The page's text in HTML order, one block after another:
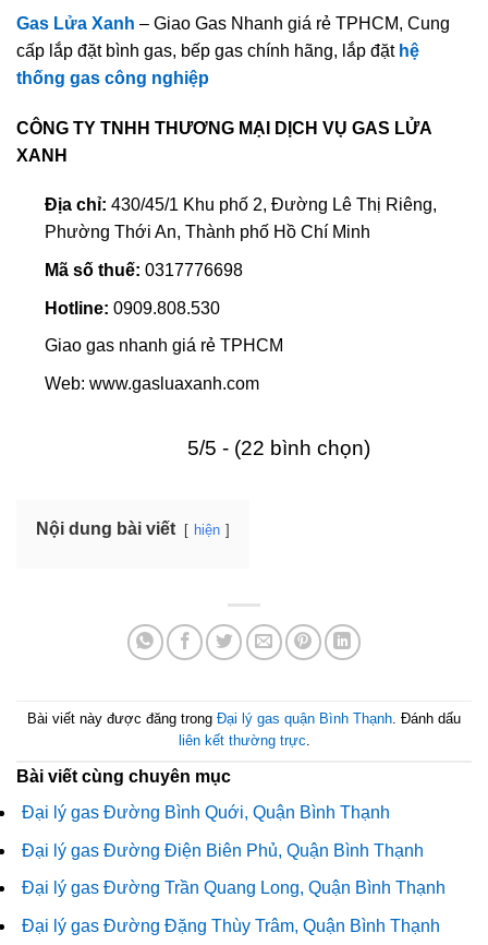
Gas Lửa Xanh – Giao Gas Nhanh giá rẻ TPHCM, Cung
cấp lắp đặt bình gas, bếp gas chính hãng, lắp đặt hệ
thống gas công nghiệp
CÔNG TY TNHH THƯƠNG MẠI DỊCH VỤ GAS LỬA
XANH
Địa chỉ: 430/45/1 Khu phố 2, Đường Lê Thị Riêng,
Phường Thới An, Thành phố Hồ Chí Minh
Mã số thuế: 0317776698
Hotline: 0909.808.530
Giao gas nhanh giá rẻ TPHCM
Web: www.gasluaxanh.com
5/5 - (22 bình chọn)
Nội dung bài viết hiện
Bài viết này được đăng trong Đại lý gas quận Bình Thạnh. Đánh dấu
liên kết thường trực.
Bài viết cùng chuyên mục
Đại lý gas Đường Bình Quới, Quận Bình Thạnh
Đại lý gas Đường Điện Biên Phủ, Quận Bình Thạnh
Đại lý gas Đường Trần Quang Long, Quận Bình Thạnh
Đại lý gas Đường Đặng Thùy Trâm, Quận Bình Thạnh